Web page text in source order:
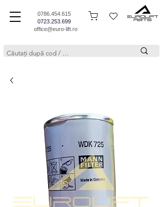
0786.454.615
0723.253.699
office@euro-lift.ro